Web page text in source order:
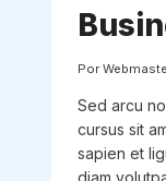
Por
Sed arcu
cursus sit
sapien et